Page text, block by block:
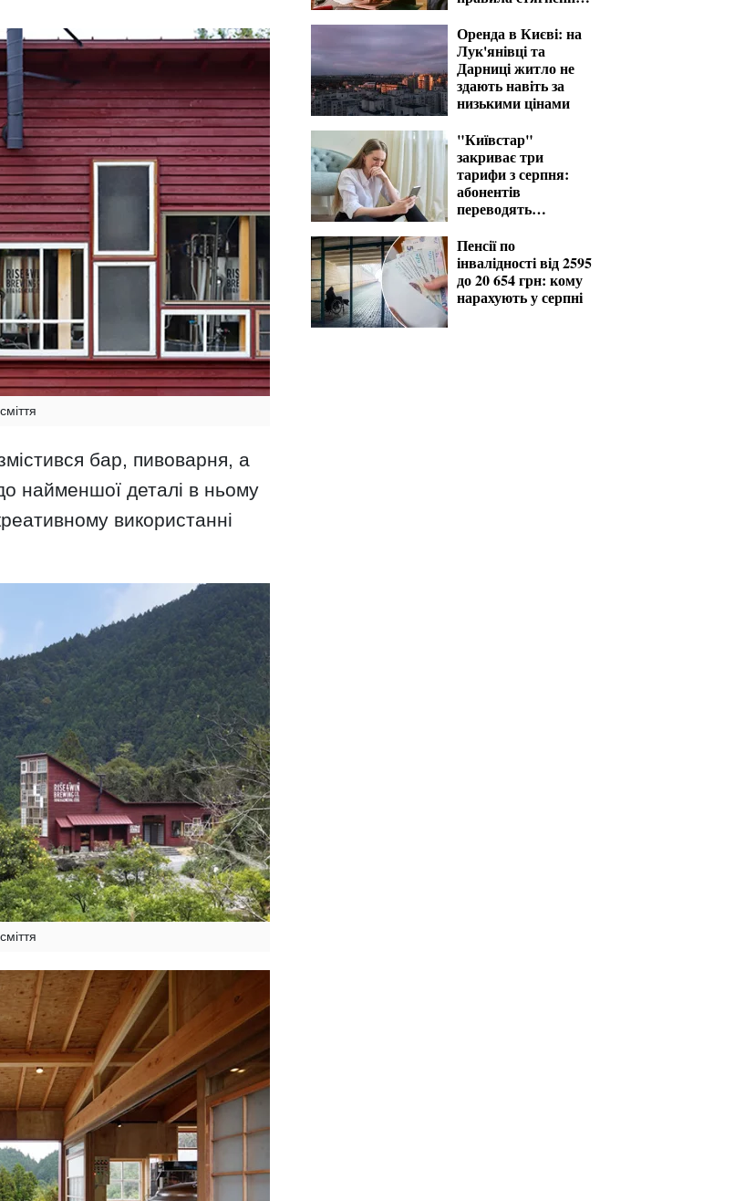
бар, пивоварня, а
найменшої деталі в ньому
використанні
Оренда в Києві: на
Лук'янівці та
Дарниці житло не
здають навіть за
низькими цінами
"Київстар"
закриває три
тарифи з серпня:
абонентів
переводять
Пенсії по
інвалідності від 2595
до 20 654 грн: кому
нарахують у серпні